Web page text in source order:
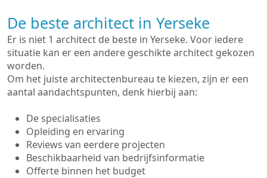
De beste architect in Yerseke
Er is niet 1 architect de beste in Yerseke. Voor iedere
situatie kan er een andere geschikte architect gekozen
worden.
Om het juiste architectenbureau te kiezen, zijn er een
aantal aandachtspunten, denk hierbij aan:
De specialisaties
Opleiding en ervaring
Reviews van eerdere projecten
Beschikbaarheid van bedrijfsinformatie
Offerte binnen het budget